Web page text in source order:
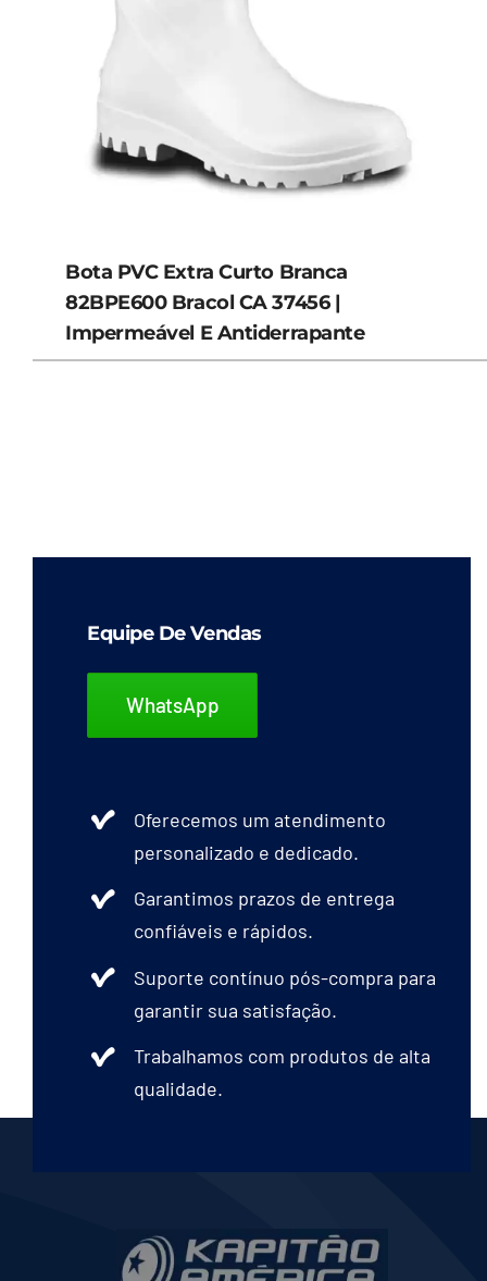
Bota PVC Extra Curto Branca
82BPE600 Bracol CA 37456 |
Impermeável E Antiderrapante
Equipe De Vendas
WhatsApp
Oferecemos um atendimento
personalizado e dedicado.
Garantimos prazos de entrega
confiáveis e rápidos.
Suporte contínuo pós-compra para
garantir sua satisfação.
Trabalhamos com produtos de alta
qualidade.